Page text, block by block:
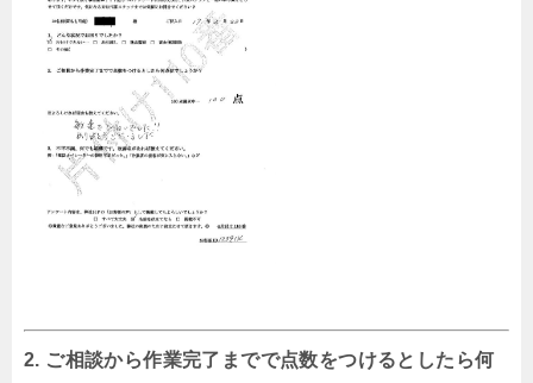
2. ご相談から作業完了までで点数をつけるとしたら何